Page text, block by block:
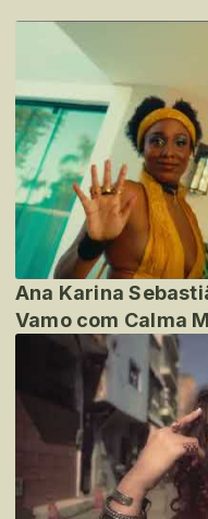
Ana Karina
Vamo com Calma